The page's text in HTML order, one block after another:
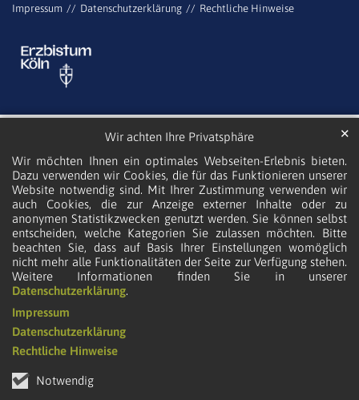
Wir achten Ihre Privatsphäre
Wir möchten Ihnen ein optimales Webseiten-Erlebnis bieten.
Dazu verwenden wir Cookies, die für das Funktionieren unserer
Website notwendig sind. Mit Ihrer Zustimmung verwenden wir
auch Cookies, die zur Anzeige externer Inhalte oder zu
anonymen Statistikzwecken genutzt werden. Sie können selbst
entscheiden, welche Kategorien Sie zulassen möchten. Bitte
beachten Sie, dass auf Basis Ihrer Einstellungen womöglich
nicht mehr alle Funktionalitäten der Seite zur Verfügung stehen.
Weitere Informationen finden Sie in unserer
Datenschutzerklärung.
Notwendig
✕
Impressum
Datenschutzerklärung
Rechtliche Hinweise
Impressum Datenschutzerklärung Rechtliche Hinweise